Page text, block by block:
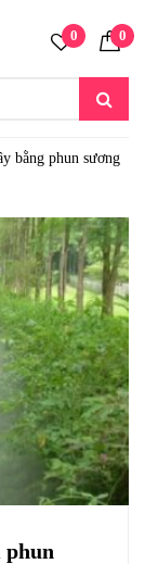
0 0
bằng phun sương
phun